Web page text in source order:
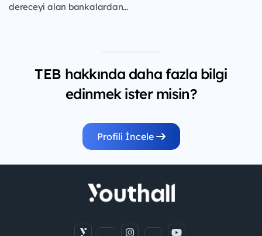
dereceyi alan bankalardan...
TEB hakkında daha fazla bilgi
edinmek ister misin?
Profili İncele